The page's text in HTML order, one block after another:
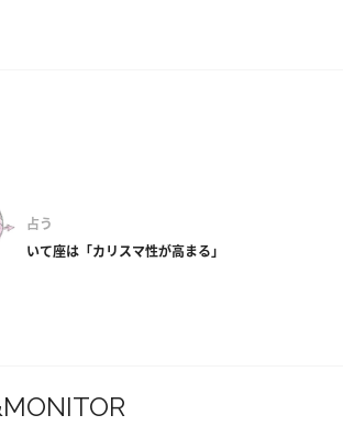
占う
いて座は「カリスマ性が高まる」